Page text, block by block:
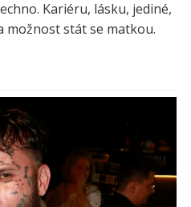
Kariéru, lásku, jediné,
možnost stát se matkou.